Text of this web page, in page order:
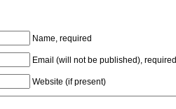
Name, required
Email (will not be published), required
Website (if present)